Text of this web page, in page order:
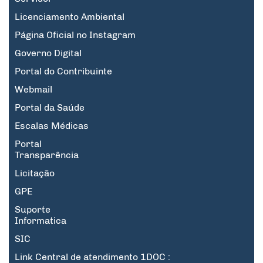
Licenciamento Ambiental
Página Oficial no Instagram
Governo Digital
Portal do Contribuinte
Webmail
Portal da Saúde
Escalas Médicas
Portal
Transparência
Licitação
GPE
Suporte
Informatica
SIC
Link Central de atendimento 1DOC :